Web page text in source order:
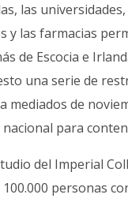
las
y las farmacias
de Escocia e
una serie de
mediados de
para
del Imperial
100.000 personas